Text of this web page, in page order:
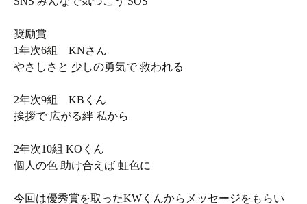
奨励賞
1年次6組 KNさん
やさしさと 少しの勇気で 救われる
2年次9組 KBくん
挨拶で 広がる絆 私から
2年次10組 KOくん
個人の色 助け合えば 虹色に
今回は優秀賞を取ったKWくんからメッセージをもらい